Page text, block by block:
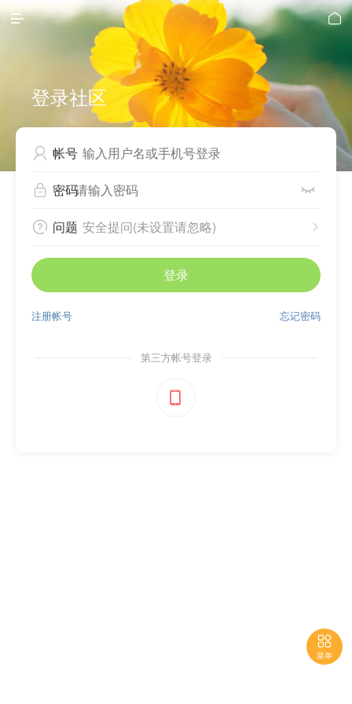
 
登录社区
 帐号
 密码 
 问题 
安全提问(未设置请忽略)
登录
忘记密码
注册帐号
第三方帐号登录


菜单